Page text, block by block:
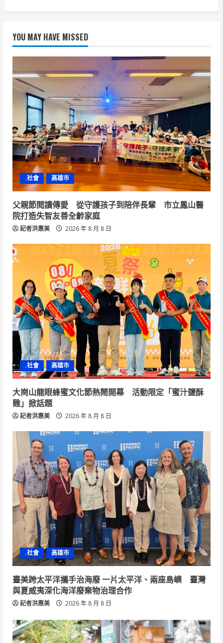
YOU MAY HAVE MISSED
.社會 高雄市
父親節閱讀傳愛 從守護孩子到陪伴長輩 市立鳳山醫
院打造失智友善全齡家庭
記者洪惠美 2026 年 8 月 8 日
.社會 高雄市
大崗山龍眼蜂蜜文化節熱鬧開幕 活動限定「蜜汁鹽酥
雞」掀話題
記者洪惠美 2026 年 8 月 8 日
.社會 高雄市
臺美跨太平洋攜手治海廢 一片太平洋、兩座島嶼 臺灣
與夏威夷深化海洋廢棄物治理合作
記者洪惠美 2026 年 8 月 8 日